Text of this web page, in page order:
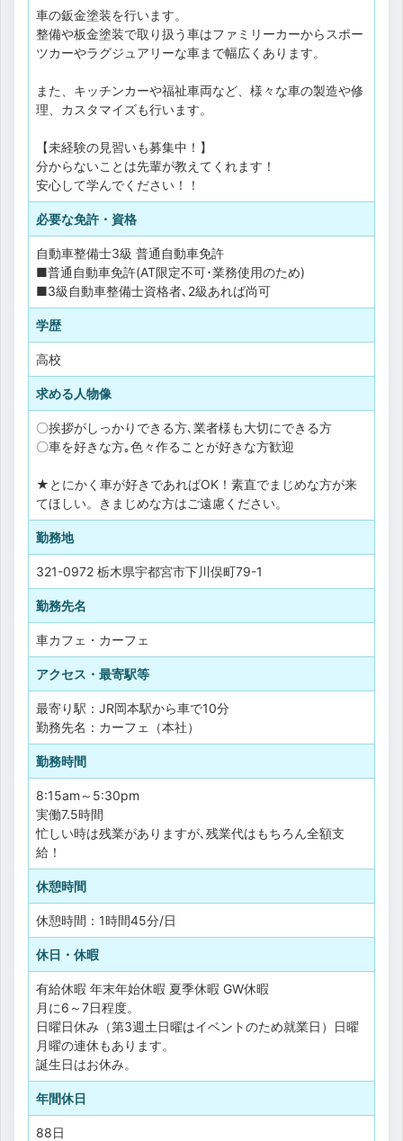
車の鈑金塗装を行います。
整備や板金塗装で取り扱う車はファミリーカーからスポー
ツカーやラグジュアリーな車まで幅広くあります。
また、キッチンカーや福祉車両など、様々な車の製造や修
理、カスタマイズも行います。
【未経験の見習いも募集中！】
分からないことは先輩が教えてくれます！
安心して学んでください！！
必要な免許・資格
自動車整備士3級 普通自動車免許
■普通自動車免許(AT限定不可･業務使用のため)
■3級自動車整備士資格者､2級あれば尚可
学歴
高校
求める人物像
〇挨拶がしっかりできる方､業者様も大切にできる方
〇車を好きな方｡色々作ることが好きな方歓迎
★とにかく車が好きであればOK！素直でまじめな方が来
てほしい。きまじめな方はご遠慮ください。
勤務地
321-0972 栃木県宇都宮市下川俣町79-1
勤務先名
車カフェ・カーフェ
アクセス・最寄駅等
最寄り駅：JR岡本駅から車で10分
勤務先名：カーフェ（本社）
勤務時間
8:15am～5:30pm
実働7.5時間
忙しい時は残業がありますが､残業代はもちろん全額支
給！
休憩時間
休憩時間：1時間45分/日
休日・休暇
有給休暇 年末年始休暇 夏季休暇 GW休暇
月に6～7日程度。
日曜日休み（第3週土日曜はイベントのため就業日）日曜
月曜の連休もあります。
誕生日はお休み。
年間休日
88日